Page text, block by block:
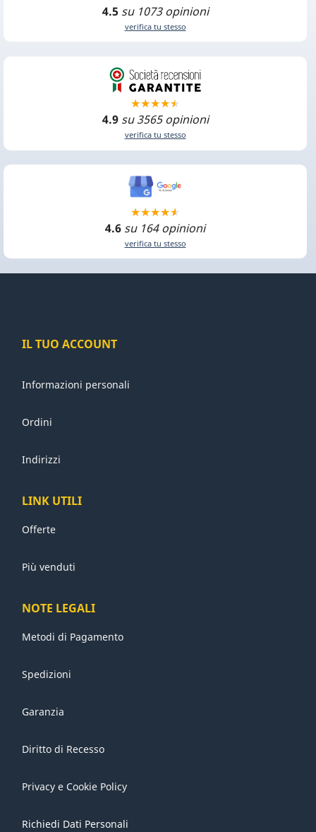
4.5 su 1073 opinioni
verifica tu stesso
4.9 su 3565 opinioni
verifica tu stesso
4.6 su 164 opinioni
verifica tu stesso
IL TUO ACCOUNT
Informazioni personali
Ordini
Indirizzi
LINK UTILI
Offerte
Più venduti
NOTE LEGALI
Metodi di Pagamento
Spedizioni
Garanzia
Diritto di Recesso
Privacy e Cookie Policy
Richiedi Dati Personali